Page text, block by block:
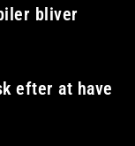
bliver
efter at have